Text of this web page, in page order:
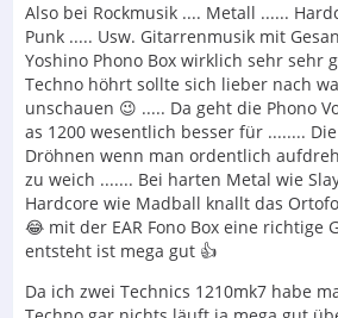
Also bei Rockmusik .... Metall ......
Punk ..... Usw. Gitarrenmusik mit
Yoshino Phono Box wirklich sehr sehr
Techno höhrt sollte sich lieber nach
unschauen 😉 ..... Da geht die Phono
as 1200 wesentlich besser für ........
Dröhnen wenn man ordentlich
zu weich ....... Bei harten Metal wie
Hardcore wie Madball knallt das
😂 mit der EAR Fono Box eine richtige
entsteht ist mega gut 👍
Da ich zwei Technics 1210mk7 habe